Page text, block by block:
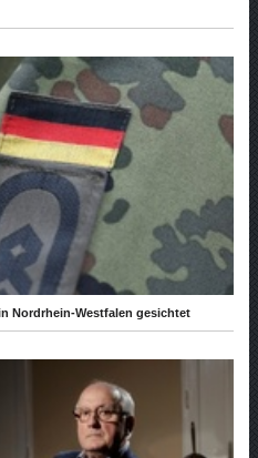
Nordrhein-Westfalen gesichtet